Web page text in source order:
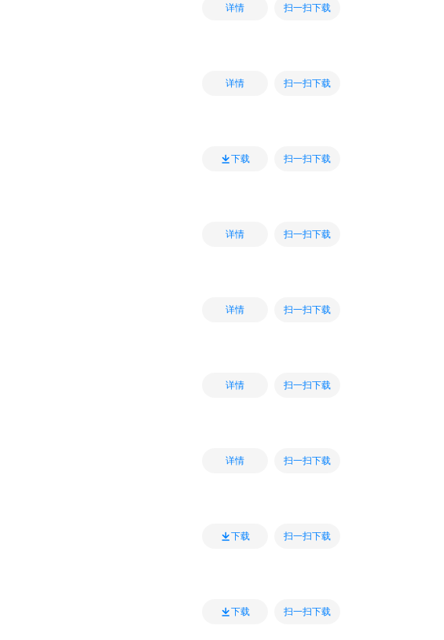
详情 扫一扫下载
详情 扫一扫下载
下载 扫一扫下载
详情 扫一扫下载
详情 扫一扫下载
详情 扫一扫下载
详情 扫一扫下载
下载 扫一扫下载
下载 扫一扫下载